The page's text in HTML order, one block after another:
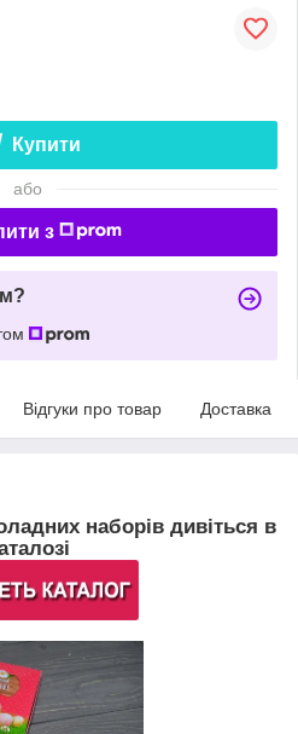
Купити
або
з
Відгуки про товар Доставка
наборів дивіться в